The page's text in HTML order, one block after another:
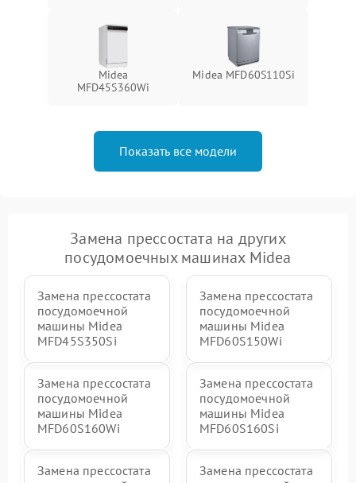
Midea
MFD45S360Wi
Midea MFD60S110Si
Показать все модели
Замена прессостата на других
посудомоечных машинах Midea
Замена прессостата
посудомоечной
машины Midea
MFD45S350Si
Замена прессостата
посудомоечной
машины Midea
MFD60S150Wi
Замена прессостата
посудомоечной
машины Midea
MFD60S160Wi
Замена прессостата
посудомоечной
машины Midea
MFD60S160Si
Замена прессостата
Замена прессостата